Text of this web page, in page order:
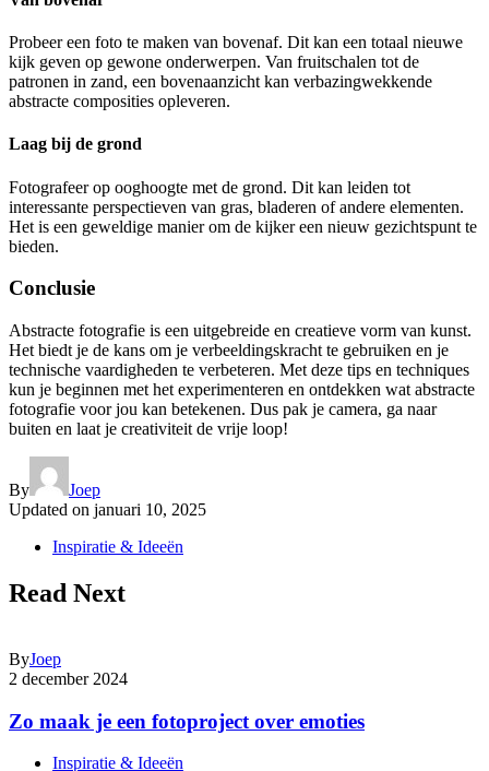
Probeer een foto te maken van bovenaf. Dit kan een totaal nieuwe
kijk geven op gewone onderwerpen. Van fruitschalen tot de
patronen in zand, een bovenaanzicht kan verbazingwekkende
abstracte composities opleveren.
Laag bij de grond
Fotografeer op ooghoogte met de grond. Dit kan leiden tot
interessante perspectieven van gras, bladeren of andere elementen.
Het is een geweldige manier om de kijker een nieuw gezichtspunt te
bieden.
Conclusie
Abstracte fotografie is een uitgebreide en creatieve vorm van kunst.
Het biedt je de kans om je verbeeldingskracht te gebruiken en je
technische vaardigheden te verbeteren. Met deze tips en techniques
kun je beginnen met het experimenteren en ontdekken wat abstracte
fotografie voor jou kan betekenen. Dus pak je camera, ga naar
buiten en laat je creativiteit de vrije loop!
By
Joep
Updated on januari 10, 2025
Inspiratie & Ideeën
Read Next
ByJoep
2 december 2024
Zo maak je een fotoproject over emoties
Inspiratie & Ideeën